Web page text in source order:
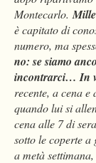
Montecarlo.
è capitato di
numero, ma
no: se siamo
incontrarci… In
recente, a cena
quando lui si
cena alle 7 di
sotto le coperte
a metà